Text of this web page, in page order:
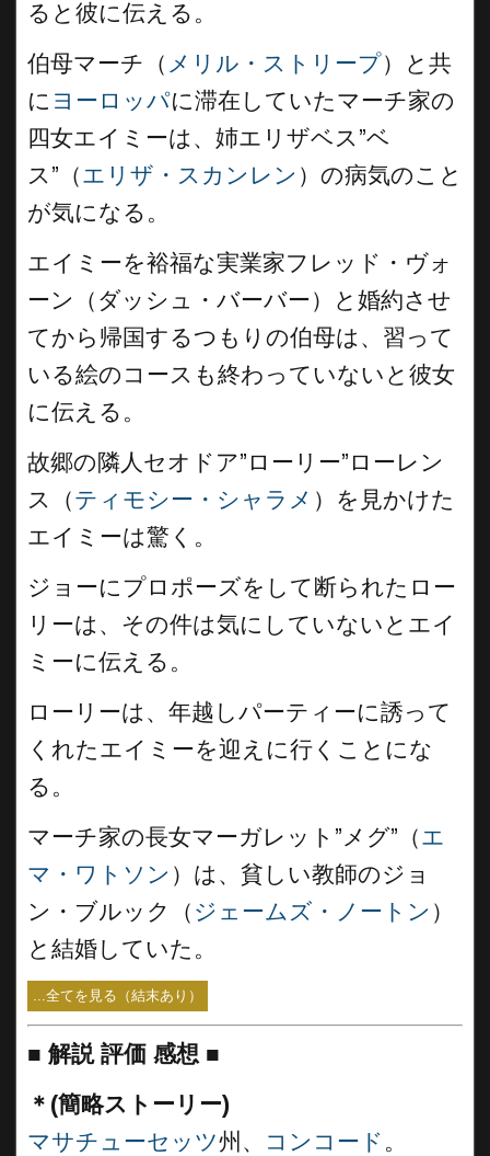
ると彼に伝える。
伯母マーチ（ メリル・ストリープ）と共
に ヨーロッパに滞在していたマーチ家の
四女エイミーは、姉エリザベス”ベ
ス”（エリザ・スカンレン ）の病気のこと
が気になる。
エイミーを裕福な実業家フレッド・ヴォ
ーン（ダッシュ・バーバー）と婚約させ
てから帰国するつもりの伯母は、習って
いる絵のコースも終わっていないと彼女
に伝える。
故郷の隣人セオドア”ローリー”ローレン
ス（ティモシー・シャラメ ）を見かけた
エイミーは驚く。
ジョーにプロポーズをして断られたロー
リーは、その件は気にしていないとエイ
ミーに伝える。
ローリーは、年越しパーティーに誘って
くれたエイミーを迎えに行くことにな
る。
マーチ家の長女マーガレット”メグ”（エ
マ・ワトソン ）は、貧しい教師のジョ
ン・ブルック（ ジェームズ・ノートン ）
と結婚していた。
...全てを見る（結末あり）
■ 解説 評価 感想 ■
＊(簡略ストーリー)
マサチューセッツ州、 コンコード 。